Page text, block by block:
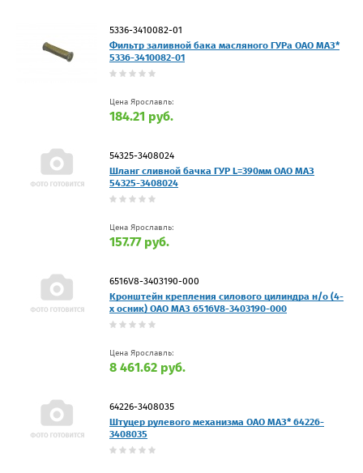
5336-3410082-01
Фильтр заливной бака масляного ГУРа ОАО МАЗ*
5336-3410082-01
Цена Ярославль:
184.21 руб.
54325-3408024
Шланг сливной бачка ГУР L=390мм ОАО МАЗ
54325-3408024
Цена Ярославль:
157.77 руб.
6516V8-3403190-000
Кронштейн крепления силового цилиндра н/о (4-
х осник) ОАО МАЗ 6516V8-3403190-000
Цена Ярославль:
8 461.62 руб.
64226-3408035
Штуцер рулевого механизма ОАО МАЗ* 64226-
3408035